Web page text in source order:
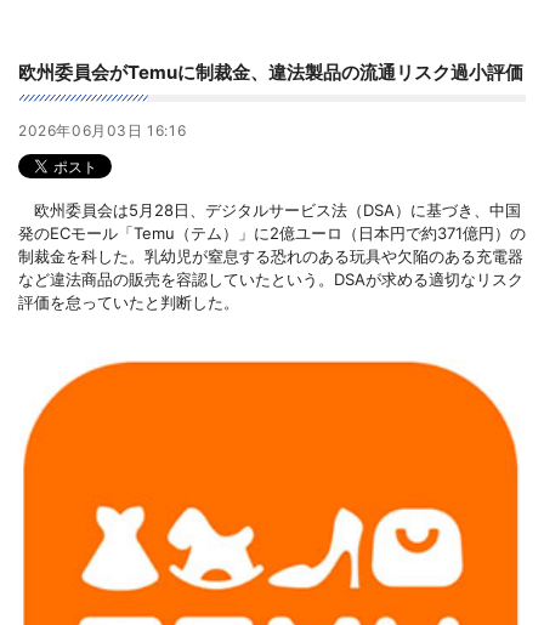
欧州委員会がTemuに制裁金、違法製品の流通リスク過小評価
2026年06月03日 16:16
欧州委員会は5月28日、デジタルサービス法（DSA）に基づき、中国
発のECモール「Temu（テム）」に2億ユーロ（日本円で約371億円）の
制裁金を科した。乳幼児が窒息する恐れのある玩具や欠陥のある充電器
など違法商品の販売を容認していたという。DSAが求める適切なリスク
評価を怠っていたと判断した。